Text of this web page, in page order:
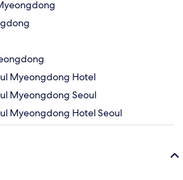
Myeongdong Hotel
Myeongdong Seoul
Myeongdong Hotel Seoul